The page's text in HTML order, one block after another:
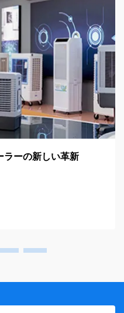
ラーの新しい革新